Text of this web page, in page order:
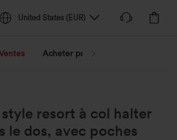
United States ( EUR)
Ventes Acheter par activité
resort à col halter
le dos, avec poches